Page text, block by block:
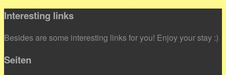
Interesting links
Besides are some interesting links for you! Enjoy your stay :)
Seiten